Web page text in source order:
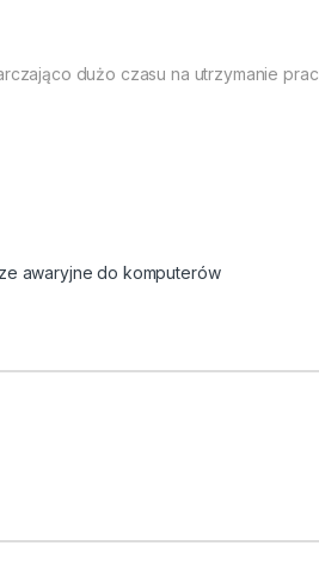
dużo czasu na utrzymanie
awaryjne do komputerów